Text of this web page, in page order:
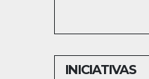
INICIATIVAS